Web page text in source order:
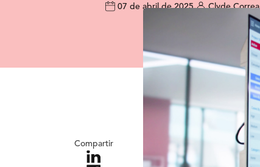
07 de abril de 2025 Clyde Correa
Compartir